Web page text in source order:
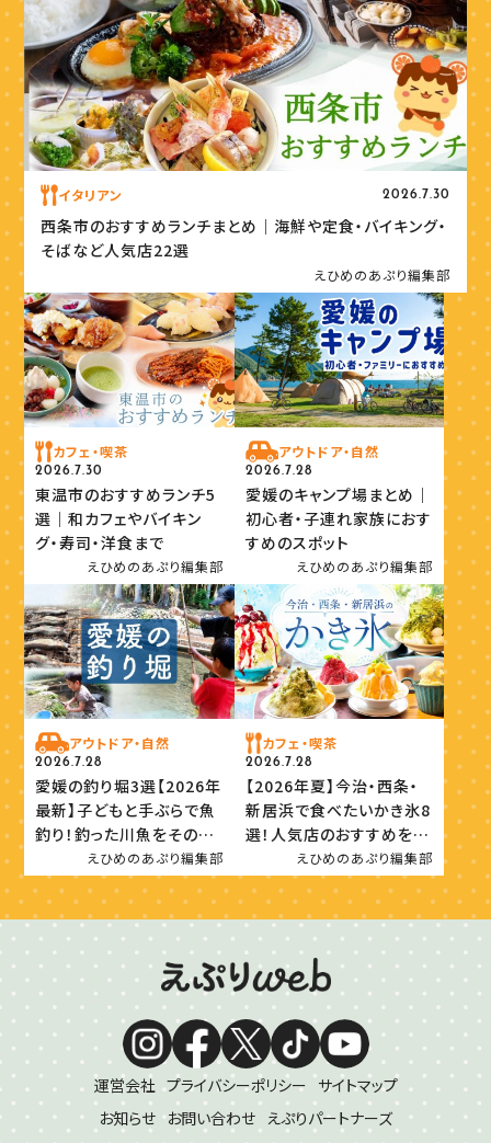
イタリアン 2026.7.30
西条市のおすすめランチまとめ｜海鮮や定食・バイキング・
そばなど人気店22選
えひめのあぷり編集部
カフェ・喫茶
2026.7.30
東温市のおすすめランチ5
選｜和カフェやバイキン
グ・寿司・洋食まで
えひめのあぷり編集部
アウトドア・自然
2026.7.28
愛媛のキャンプ場まとめ｜
初心者・子連れ家族におす
すめのスポット
えひめのあぷり編集部
アウトドア・自然
2026.7.28
愛媛の釣り堀3選【2026年
最新】子どもと手ぶらで魚
釣り！釣った川魚をその場
で味わおうえひめのあぷり編集部
カフェ・喫茶
2026.7.28
【2026年夏】今治・西条・
新居浜で食べたいかき氷8
選！人気店のおすすめを紹
えひめのあぷり編集部
運営会社 プライバシーポリシー サイトマップ
お知らせ お問い合わせ えぷりパートナーズ